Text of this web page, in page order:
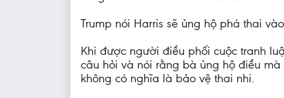
Trump nói Harris sẽ ủng hộ phá thai
Khi được người điều phối cuộc tranh
câu hỏi và nói rằng bà ủng hộ điều
không có nghĩa là bảo vệ thai nhi.